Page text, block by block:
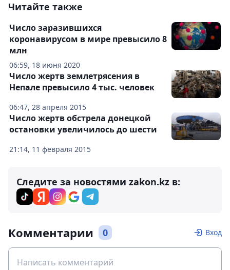
Читайте также
06:59, 18 июня 2020
Число заразившихся
коронавирусом в мире превысило 8
млн
06:47, 28 апреля 2015
Число жертв землетрясения в
Непале превысило 4 тыс. человек
21:14, 11 февраля 2015
Число жертв обстрела донецкой
остановки увеличилось до шести
Следите за новостями zakon.kz в:
Комментарии 0 Вход